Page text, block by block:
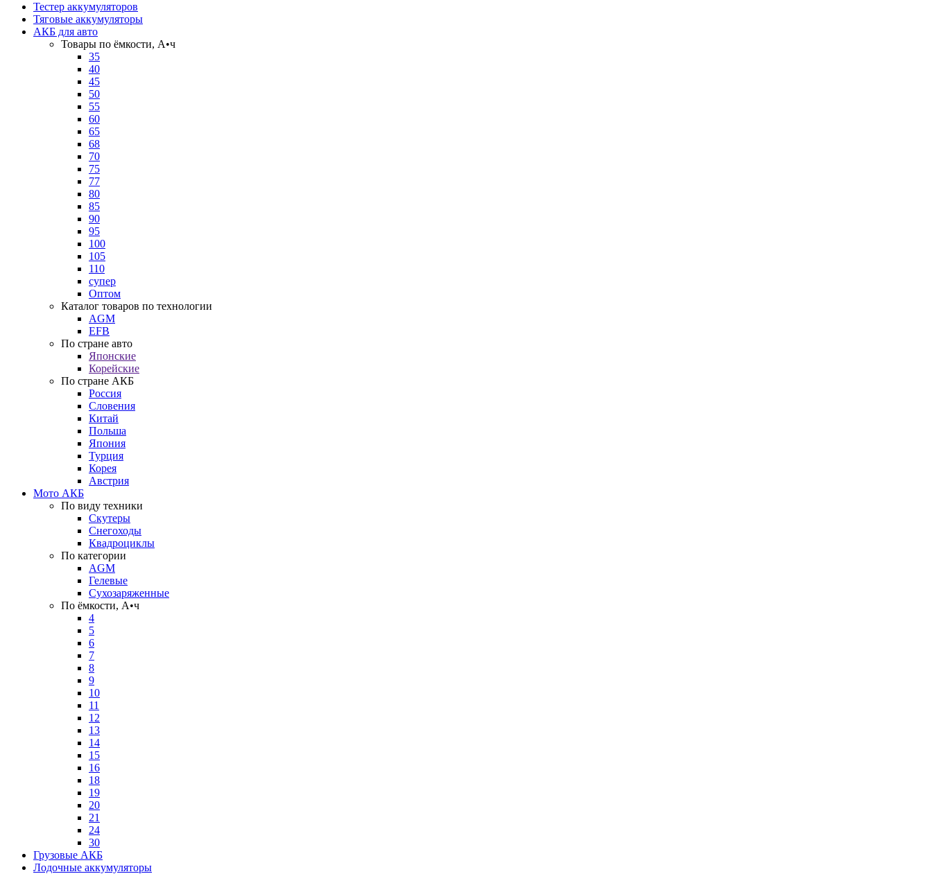
Тестер аккумуляторов
Тяговые аккумуляторы
АКБ для авто
Товары по ёмкости, А•ч
35
40
45
50
55
60
65
68
70
75
77
80
85
90
95
100
105
110
супер
Оптом
Каталог товаров по технологии
AGM
EFB
По стране авто
Японские
Корейские
По стране АКБ
Россия
Словения
Китай
Польша
Япония
Турция
Корея
Австрия
Мото АКБ
По виду техники
Скутеры
Снегоходы
Квадроциклы
По категории
AGM
Гелевые
Сухозаряженные
По ёмкости, А•ч
4
5
6
7
8
9
10
11
12
13
14
15
16
18
19
20
21
24
30
Грузовые АКБ
Лодочные аккумуляторы